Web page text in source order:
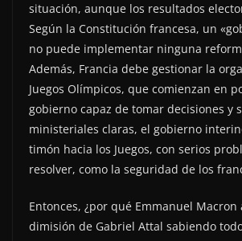
situación, aunque los resultados
Según la Constitución francesa, un
no puede implementar ninguna
Además, Francia debe gestionar la
Juegos Olímpicos, que comienzan en
gobierno capaz de tomar decisiones y
ministeriales claras, el gobierno
timón hacia los Juegos, con serios
resolver, como la seguridad de los
Entonces, ¿por qué Emmanuel Macron
dimisión de Gabriel Attal sabiendo